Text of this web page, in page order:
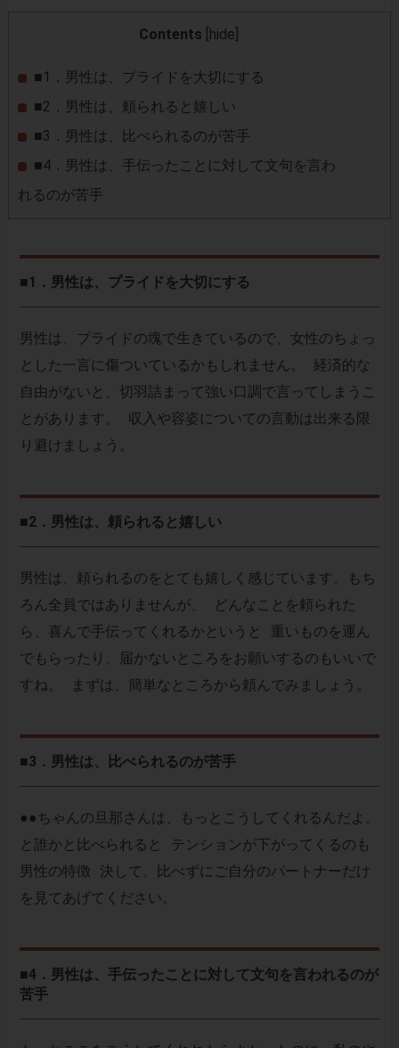
Contents hide
■1．男性は、プライドを大切にする
■2．男性は、頼られると嬉しい
■3．男性は、比べられるのが苦手
■4．男性は、手伝ったことに対して文句を言わ
れるのが苦手
■1．男性は、プライドを大切にする
男性は、プライドの塊で生きているので、女性のちょっ
とした一言に傷ついているかもしれません。 経済的な
自由がないと、切羽詰まって強い口調で言ってしまうこ
とがあります。 収入や容姿についての言動は出来る限
り避けましょう。
■2．男性は、頼られると嬉しい
男性は、頼られるのをとても嬉しく感じています。もち
ろん全員ではありませんが、 どんなことを頼られた
ら、喜んで手伝ってくれるかというと 重いものを運ん
でもらったり、届かないところをお願いするのもいいで
すね。 まずは、簡単なところから頼んでみましょう。
■3．男性は、比べられるのが苦手
●●ちゃんの旦那さんは、もっとこうしてくれるんだよ。
と誰かと比べられると テンションが下がってくるのも
男性の特徴 決して、比べずにご自分のパートナーだけ
を見てあげてください。
■4．男性は、手伝ったことに対して文句を言われるのが
苦手